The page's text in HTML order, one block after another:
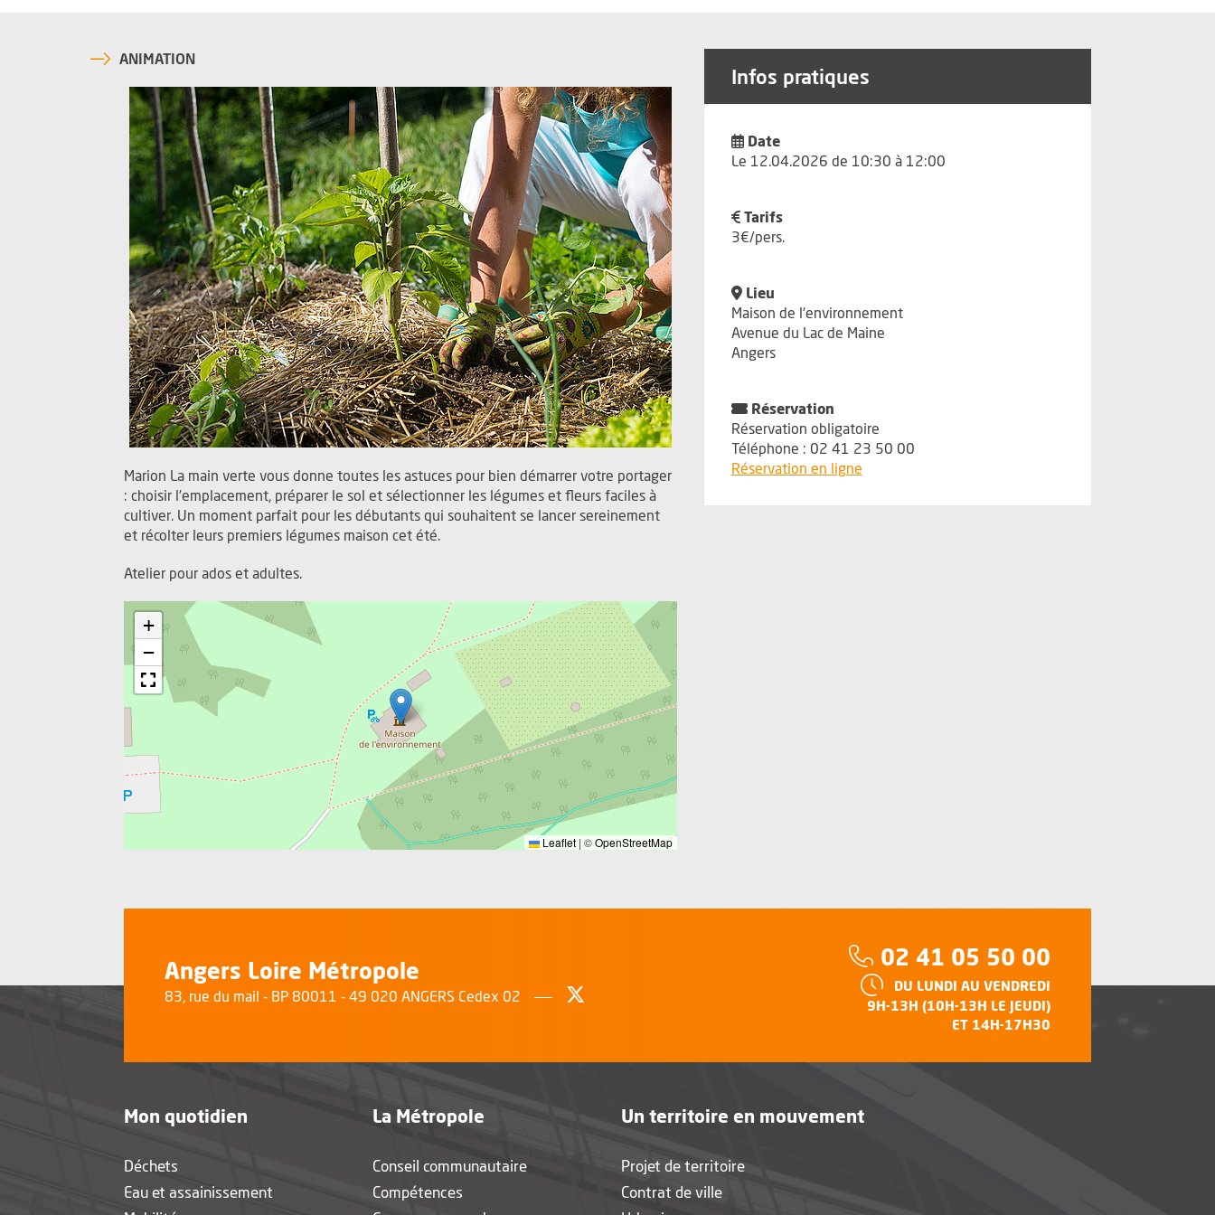
ANIMATION
Marion La main verte vous donne toutes les astuces pour bien démarrer votre portager
: choisir l’emplacement, préparer le sol et sélectionner les légumes et fleurs faciles à
cultiver. Un moment parfait pour les débutants qui souhaitent se lancer sereinement
et récolter leurs premiers légumes maison cet été.
Atelier pour ados et adultes.
+
−
Leaflet | ©OpenStreetMap
Infos pratiques
Date
Le 12.04.2026 de 10:30 à 12:00
Tarifs
3€/pers.
Lieu
Maison de l'environnement
Avenue du Lac de Maine
Angers
Réservation
Réservation obligatoire
Téléphone : 02 41 23 50 00
Réservation en ligne, Ouvre une nouvelle fenêtre
Angers Loire Métropole
83, rue du mail - BP 80011 - 49 020 ANGERS Cedex 02
Téléphone :
02 41 05 50 00
HORAIRES :
DU LUNDI AU VENDREDI
9H-13H (10H-13H LE JEUDI)
ET 14H-17H30
Mon quotidien
Déchets
Eau et assainissement
La Métropole
Conseil communautaire
Compétences
Un territoire en mouvement
Projet de territoire
Contrat de ville